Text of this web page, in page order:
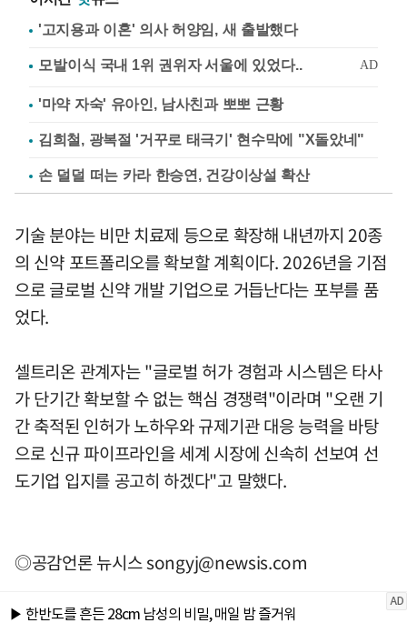
'고지용과 이혼' 의사 허양임, 새 출발했다
'마약 자숙' 유아인, 남사친과 뽀뽀 근황
김희철, 광복절 '거꾸로 태극기' 현수막에 "X돌았네"
손 덜덜 떠는 카라 한승연, 건강이상설 확산
기술 분야는 비만 치료제 등으로 확장해 내년까지 20종
의 신약 포트폴리오를 확보할 계획이다. 2026년을 기점
으로 글로벌 신약 개발 기업으로 거듭난다는 포부를 품
었다.
셀트리온 관계자는 "글로벌 허가 경험과 시스템은 타사
가 단기간 확보할 수 없는 핵심 경쟁력"이라며 "오랜 기
간 축적된 인허가 노하우와 규제기관 대응 능력을 바탕
으로 신규 파이프라인을 세계 시장에 신속히 선보여 선
도기업 입지를 공고히 하겠다"고 말했다.
◎공감언론 뉴시스songyj@newsis.com